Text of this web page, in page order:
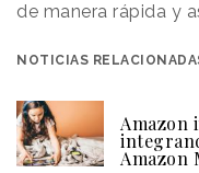
de manera rápida y
NOTICIAS
Amazon
Amazon